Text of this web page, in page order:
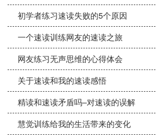
初学者练习速读失败的5个原因
一个速读训练网友的速读之旅
网友练习无声思维的心得体会
关于速读和我的速读感悟
精读和速读矛盾吗–对速读的误解
慧觉训练给我的生活带来的变化